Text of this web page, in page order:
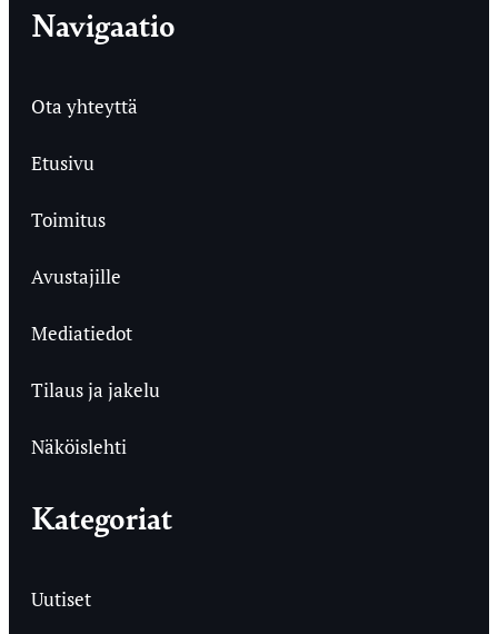
Navigaatio
Ota yhteyttä
Etusivu
Toimitus
Avustajille
Mediatiedot
Tilaus ja jakelu
Näköislehti
Kategoriat
Uutiset